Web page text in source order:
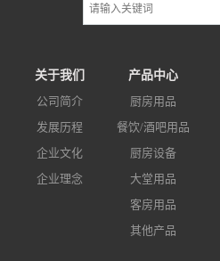
关于我们
公司简介
发展历程
企业文化
企业理念
产品中心
厨房用品
餐饮/酒吧用品
厨房设备
大堂用品
客房用品
其他产品